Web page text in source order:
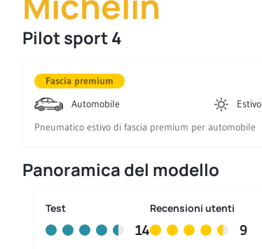
Pilot sport 4
Fascia premium
Automobile
Estivo
Pneumatico estivo di fascia premium per automobile
Panoramica del modello
Test
14
Recensioni utenti
9